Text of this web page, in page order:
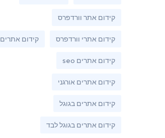
קידום אתר וורדפרס
קידום אתרי וורדפרס קידום אתרים
קידום אתרים seo
קידום אתרים אורגני
קידום אתרים בגוגל
קידום אתרים בגוגל לבד